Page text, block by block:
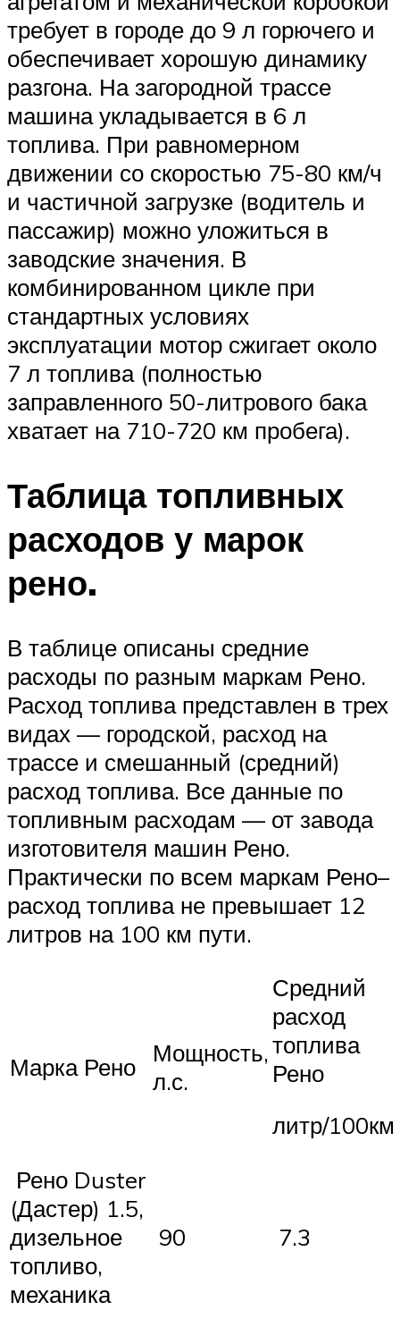
требует в городе до 9 л горючего и
обеспечивает хорошую динамику
разгона. На загородной трассе
машина укладывается в 6 л
топлива. При равномерном
движении со скоростью 75-80 км/ч
и частичной загрузке (водитель и
пассажир) можно уложиться в
заводские значения. В
комбинированном цикле при
стандартных условиях
эксплуатации мотор сжигает около
7 л топлива (полностью
заправленного 50-литрового бака
хватает на 710-720 км пробега).
Таблица топливных
расходов у марок
рено.
В таблице описаны средние
расходы по разным маркам Рено.
Расход топлива представлен в трех
видах — городской, расход на
трассе и смешанный (средний)
расход топлива. Все данные по
топливным расходам — от завода
изготовителя машин Рено.
Практически по всем маркам Рено–
расход топлива не превышает 12
литров на 100 км пути.
Марка Рено
Мощность,
л.с.
Средний
расход
топлива
Рено
литр/100км
Рено Duster
(Дастер) 1.5,
дизельное
топливо,
механика
90 7.3